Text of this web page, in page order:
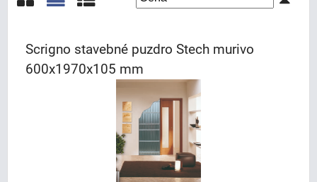
Scrigno stavebné puzdro Stech murivo
600x1970x105 mm